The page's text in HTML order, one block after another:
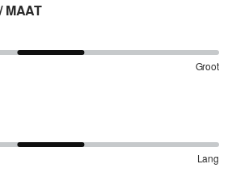
MAAT
Groot
Lang